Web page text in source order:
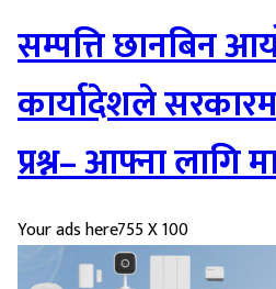
सम्पत्ति छानबिन
कार्यादेशले
प्रश्न– आफ्ना लागि
Your ads here755 X 100